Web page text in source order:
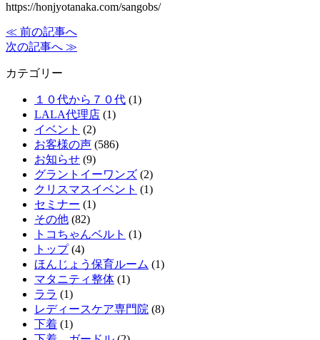
https://honjyotanaka.com/sangobs/
≪ 前の記事へ
次の記事へ ≫
カテゴリー
１０代から７０代 (1)
LALA代理店 (1)
イベント (2)
お客様の声 (586)
お知らせ (9)
グラントイーワンズ (2)
クリスマスイベント (1)
セミナー (1)
その他 (82)
トコちゃんベルト (1)
トップ(4)
ほんじょう保育ルーム (1)
マタニティ整体 (1)
ララ (1)
レディースケア専門院 (8)
下着 (1)